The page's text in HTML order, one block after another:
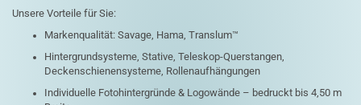
Unsere Vorteile für Sie:
Markenqualität: Savage, Hama, Translum™
Hintergrundsysteme, Stative, Teleskop-Querstangen,
Deckenschienensysteme, Rollenaufhängungen
Individuelle Fotohintergründe & Logowände – bedruckt bis 4,50 m